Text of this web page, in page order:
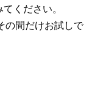
ください。
の間だけお試しで